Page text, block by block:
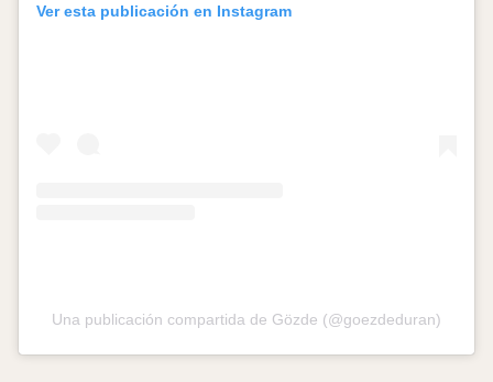
Ver esta publicación en Instagram
Una publicación compartida de Gözde (@goezdeduran)